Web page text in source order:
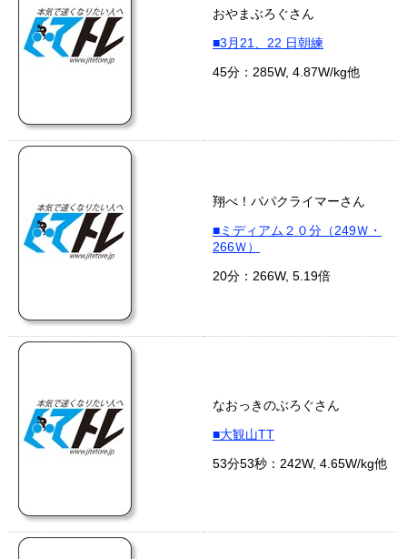
おやまぶろぐさん
■3月21、22 日朝練
45分：285W, 4.87W/kg他
翔べ！パパクライマーさん
■ミディアム２０分（249Ｗ・
266Ｗ）
20分：266W, 5.19倍
なおっきのぶろぐさん
■大観山TT
53分53秒：242W, 4.65W/kg他